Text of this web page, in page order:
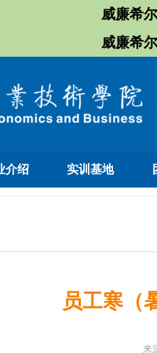
威廉希
威廉希
介绍 实训基地
员工寒（
来